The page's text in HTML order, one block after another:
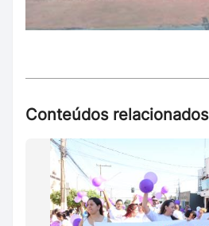
Conteúdos relacionados